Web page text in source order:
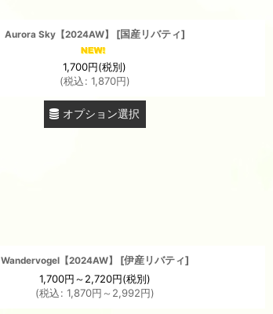
Aurora Sky【2024AW】 [国産リバティ]
1,700円(税別)
(税込: 1,870円)
オプション選択
Wandervogel【2024AW】 [伊産リバティ]
1,700円～2,720円(税別)
(税込: 1,870円 ～2,992円)